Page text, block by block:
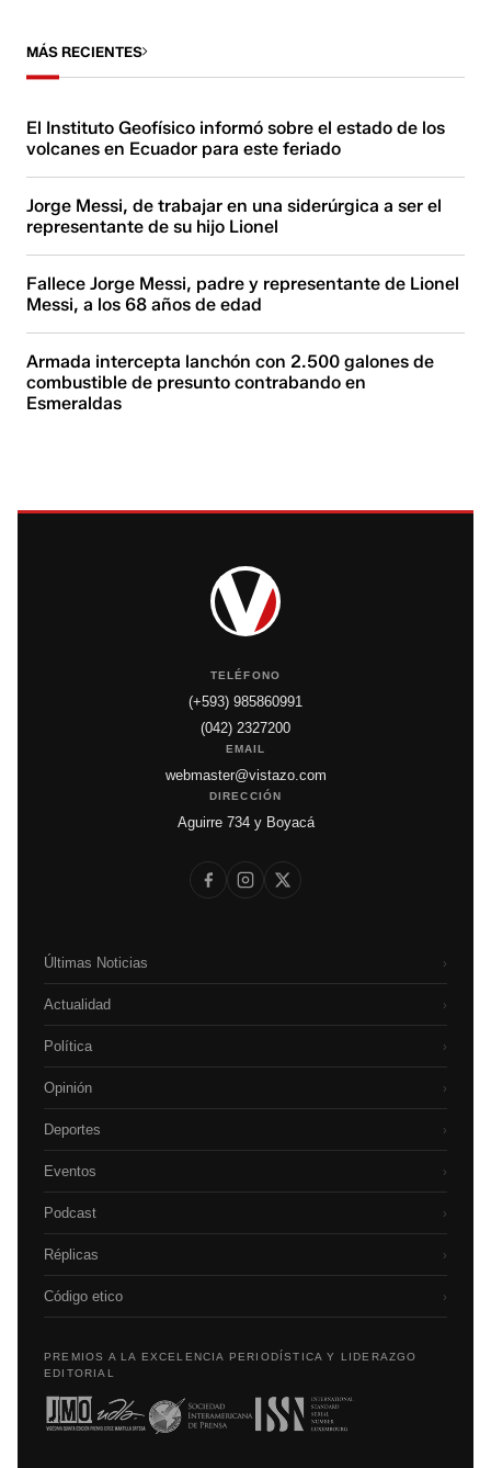
MÁS RECIENTES
El Instituto Geofísico informó sobre el estado de los
volcanes en Ecuador para este feriado
Jorge Messi, de trabajar en una siderúrgica a ser el
representante de su hijo Lionel
Fallece Jorge Messi, padre y representante de Lionel
Messi, a los 68 años de edad
Armada intercepta lanchón con 2.500 galones de
combustible de presunto contrabando en
Esmeraldas
TELÉFONO
(+593) 985860991
(042) 2327200
EMAIL
webmaster@vistazo.com
DIRECCIÓN
Aguirre 734 y Boyacá
Últimas Noticias ›
Actualidad ›
Política ›
Opinión ›
Deportes ›
Eventos ›
Podcast ›
Réplicas ›
Código etico ›
PREMIOS A LA EXCELENCIA PERIODÍSTICA Y LIDERAZGO
EDITORIAL